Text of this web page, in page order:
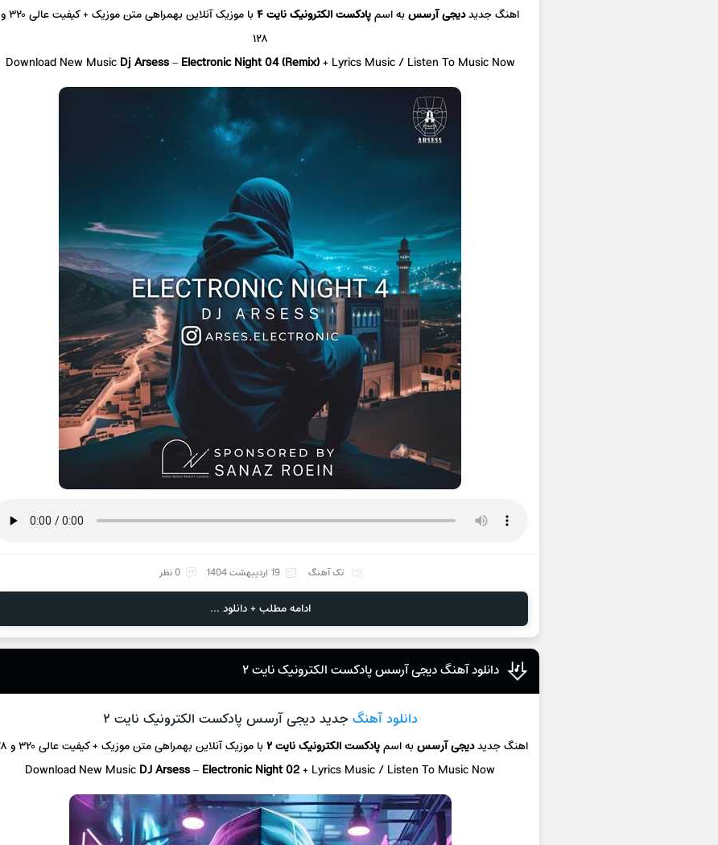
اهنگ جدیددیجی آرسسبه اسمپادکست الکترونیک نایت ۴ با موزیک آنلاین
بهمراهی متن موزیک + کیفیت عالی ۳۲۰ و
۱۲۸
Download New Music Dj Arsess–Electronic Night 04 (Remix)+ Lyrics Music / Listen To Music Now
تک آهنگ 19 اردیبهشت 1404 0 نظر
ادامه مطلب + دانلود ...
دانلود آهنگ دیجی آرسس پادکست الکترونیک نایت ۲
دانلود آهنگ جدید دیجی آرسس پادکست الکترونیک نایت ۲
اهنگ جدیددیجی آرسسبه اسمپادکست الکترونیک نایت ۲ با موزیک آنلاینبهمراهی متن موزیک + کیفیت عالی ۳۲۰ و ۱۲۸
Download New Music DJ Arsess– Electronic Night 02+ Lyrics Music / Listen To Music Now